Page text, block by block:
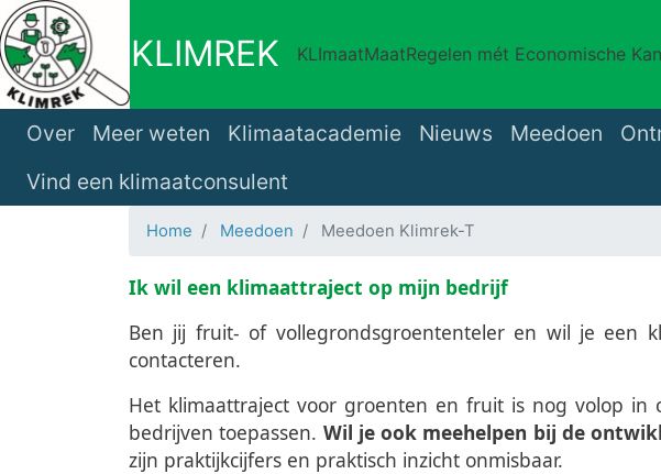
Overslaan
en
naar
de
gaan
KLIMREK KLImaatMaatRegelen mét Economische
Main navigation
Over Meer weten Klimaatacademie Nieuws Meedoen
Vind een klimaatconsulent
Home Meedoen Meedoen Klimrek-T
Ik wil een klimaattraject op mijn bedrijf
Ben jij fruit- of vollegrondsgroententeler en wil je een
contacteren.
Het klimaattraject voor groenten en fruit is nog volop in
bedrijven toepassen. Wil je ook meehelpen bij de
zijn praktijkcijfers en praktisch inzicht onmisbaar.